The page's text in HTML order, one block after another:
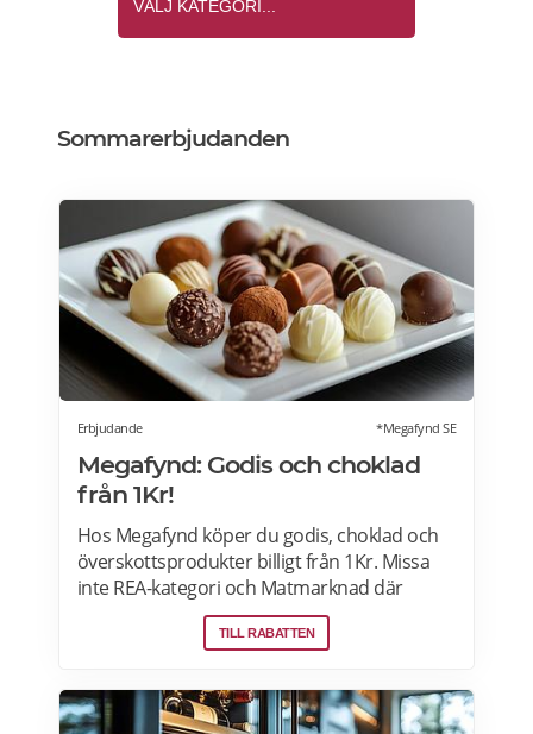
Sommarerbjudanden
Erbjudande *Megafynd SE
Megafynd: Godis och choklad
från 1Kr!
Hos Megafynd köper du godis, choklad och
överskottsprodukter billigt från 1Kr. Missa
inte REA-kategori och Matmarknad där
Megafynd har hundratals aktuella
erbjudanden varje dag. Läs mer om
TILL RABATTEN